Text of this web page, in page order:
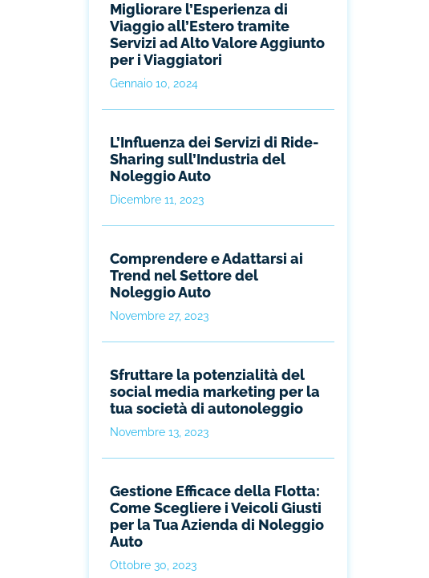
Migliorare l’Esperienza di
Viaggio all’Estero tramite
Servizi ad Alto Valore Aggiunto
per i Viaggiatori
Gennaio 10, 2024
L’Influenza dei Servizi di Ride-
Sharing sull’Industria del
Noleggio Auto
Dicembre 11, 2023
Comprendere e Adattarsi ai
Trend nel Settore del
Noleggio Auto
Novembre 27, 2023
Sfruttare la potenzialità del
social media marketing per la
tua società di autonoleggio
Novembre 13, 2023
Gestione Efficace della Flotta:
Come Scegliere i Veicoli Giusti
per la Tua Azienda di Noleggio
Auto
Ottobre 30, 2023